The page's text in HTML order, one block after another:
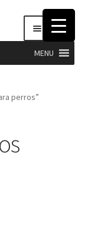
Menú
MENU
perros”